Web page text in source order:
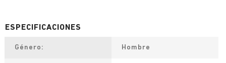
Género Hombre